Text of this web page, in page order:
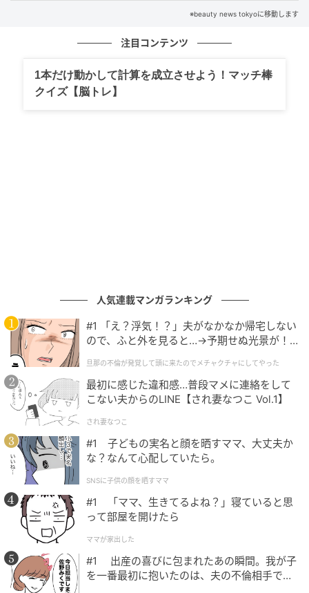
元記事で読む
説明する姿勢がまるで違う。男性が本命にだ
け見せる“誠実さ＆向き合い方”
※beauty news tokyoに移動します
注目コンテンツ
1本だけ動かして計算を成立させよう！マッチ棒
クイズ【脳トレ】
人気連載マンガランキング
#1 「え？浮気！？」夫がなかなか帰宅しない
ので、ふと外を見ると…→予期せぬ光景が！
クチャにしてやった
旦那の不倫が発覚して頭に来たのでメチャクチャにしてやった
最初に感じた違和感…普段マメに連絡をして
こない夫からのLINE【され妻なつこ Vol.1】
され妻なつこ
#1 子どもの実名と顔を晒すママ、大丈夫か
な？なんて心配していたら。
SNSに子供の顔を晒すママ
#1 「ママ、生きてるよね？」寝ていると思
って部屋を開けたら
ママが家出した
#1 出産の喜びに包まれたあの瞬間。我が子
を一番最初に抱いたのは、夫の不倫相手でし